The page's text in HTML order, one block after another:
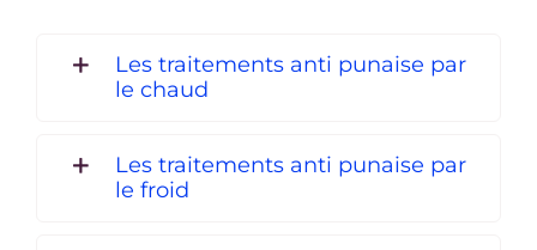
Les traitements anti punaise par
le chaud
Les traitements anti punaise par
le froid